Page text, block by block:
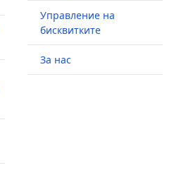
Управление на
бисквитките
За нас